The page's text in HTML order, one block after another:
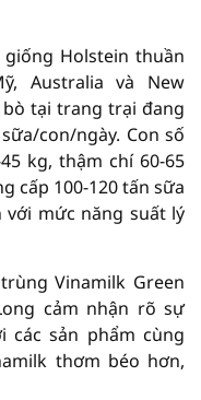
Holstein thuần
Australia và New
bò tại trang trại đang
con/ngày. Con số
kg, thậm chí 60-65
cấp 100-120 tấn sữa
với mức năng suất lý
Vinamilk Green
cảm nhận rõ sự
sản phẩm cùng
thơm béo hơn,